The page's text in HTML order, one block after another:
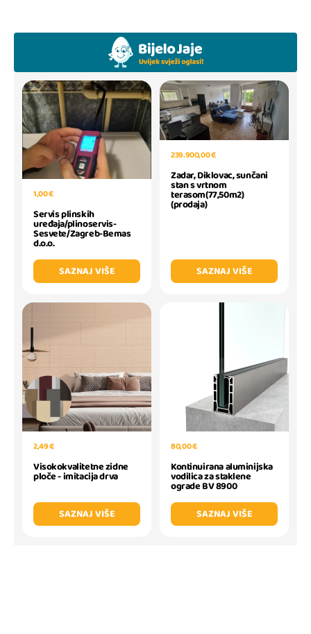
1,00 €
Servis plinskih
uređaja/plinoservis-
Sesvete/Zagreb-Bemas
d.o.o.
SAZNAJ VIŠE
239.900,00 €
Zadar, Diklovac, sunčani
stan s vrtnom
terasom(77,50m2)
(prodaja)
SAZNAJ VIŠE
2,49 €
Visokokvalitetne zidne
ploče - imitacija drva
SAZNAJ VIŠE
80,00 €
Kontinuirana aluminijska
vodilica za staklene
ograde BV 8900
SAZNAJ VIŠE